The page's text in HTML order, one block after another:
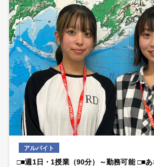
アルバイト
□■週1日・1授業（90分）～勤務可能 □■